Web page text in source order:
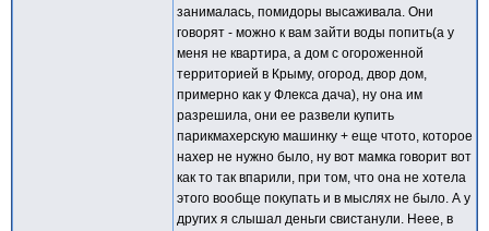
занималась, помидоры высаживала. Они
говорят - можно к вам зайти воды попить(а у
меня не квартира, а дом с огороженной
территорией в Крыму, огород, двор дом,
примерно как у Флекса дача), ну она им
разрешила, они ее развели купить
парикмахерскую машинку + еще чтото, которое
нахер не нужно было, ну вот мамка говорит вот
как то так впарили, при том, что она не хотела
этого вообще покупать и в мыслях не было. А у
других я слышал деньги свистанули. Неее, в